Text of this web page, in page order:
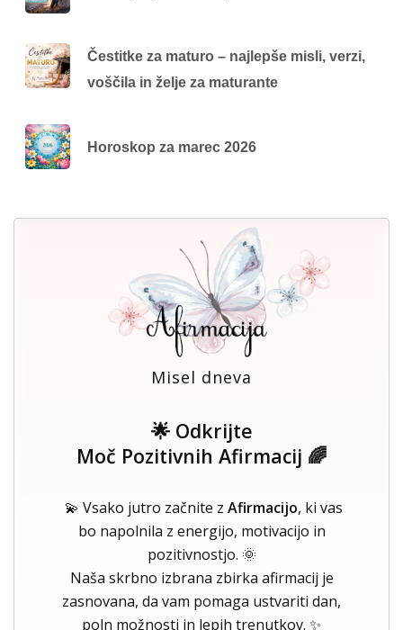
Čestitke za maturo – najlepše misli, verzi,
voščila in želje za maturante
Horoskop za marec 2026
Misel dneva
🌟 Odkrijte
Moč Pozitivnih Afirmacij 🌈
💫 Vsako jutro začnite z Afirmacijo, ki vas
bo napolnila z energijo, motivacijo in
pozitivnostjo. 🌞
Naša skrbno izbrana zbirka afirmacij je
zasnovana, da vam pomaga ustvariti dan,
poln možnosti in lepih trenutkov. ✨